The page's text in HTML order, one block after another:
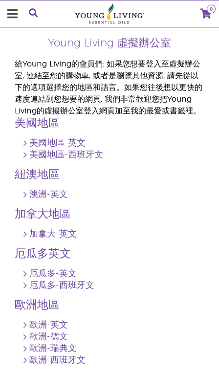
0
Young Living 虛擬辦公室
給Young Living的會員們: 如果您想要登入至虛擬辦公
室, 連結至您的購物車, 或者是瀏覽其他資源, 請先從以
下的選項選擇您的地區和語言。如果您往後想以更快的
速度連結到您想要的網頁, 我們非常歡迎您把Young
Living的虛擬辦公室登入網頁加至我的最愛或書籤裡。
美國地區
美國地區-英文
美國地區-西班牙文
紐澳地區
澳洲-英文
加拿大地區
加拿大-英文
厄瓜多英文
厄瓜多-英文
厄瓜多-西班牙文
歐洲地區
歐洲-英文
歐洲-德文
歐洲-瑞典文
歐洲-西班牙文